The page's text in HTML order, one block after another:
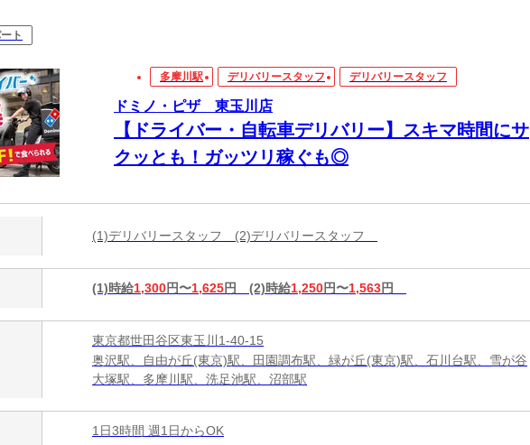
ト
多摩川駅 デリバリースタッフ デリバリースタッフ
ドミノ・ピザ 東玉川店
【ドライバー・自転車デリバリー】スキマ時間にサ
クッとも！ガッツリ稼ぐも◎
(1)デリバリースタッフ (2)デリバリースタッフ
(1)時給1,300円〜1,625円 (2)時給1,250円〜1,563円
東京都世田谷区東玉川1-40-15
奥沢駅、自由が丘(東京)駅、田園調布駅、緑が丘(東京)駅、石川台駅、雪が谷
大塚駅、多摩川駅、洗足池駅、沼部駅
1日3時間 週1日からOK